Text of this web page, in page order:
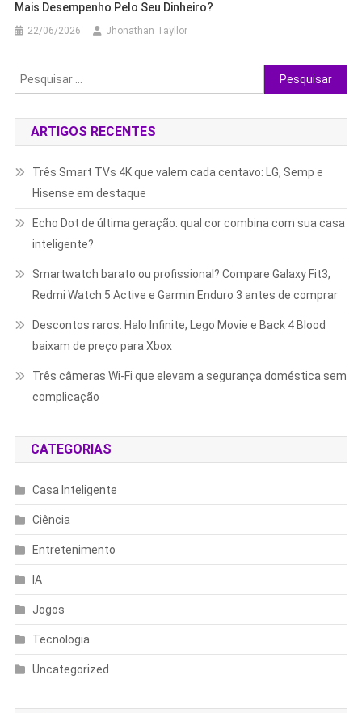
Mais Desempenho Pelo Seu Dinheiro?
22/06/2026 Jhonathan Tayllor
Pesquisar
por:
ARTIGOS RECENTES
Três Smart TVs 4K que valem cada centavo: LG, Semp e
Hisense em destaque
Echo Dot de última geração: qual cor combina com sua casa
inteligente?
Smartwatch barato ou profissional? Compare Galaxy Fit3,
Redmi Watch 5 Active e Garmin Enduro 3 antes de comprar
Descontos raros: Halo Infinite, Lego Movie e Back 4 Blood
baixam de preço para Xbox
Três câmeras Wi-Fi que elevam a segurança doméstica sem
complicação
CATEGORIAS
Casa Inteligente
Ciência
Entretenimento
IA
Jogos
Tecnologia
Uncategorized